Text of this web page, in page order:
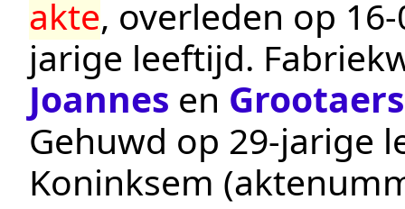
akte, overleden op
jarige leeftijd.
Joannes en Grootaers
Gehuwd op 29-jarige
Koninksem